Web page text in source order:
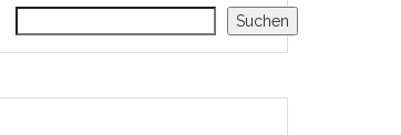
Suchen